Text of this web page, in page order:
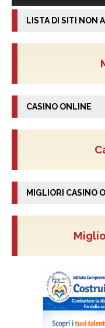
LISTA DI SITI NON
CASINO ONLINE
MIGLIORI CASINO